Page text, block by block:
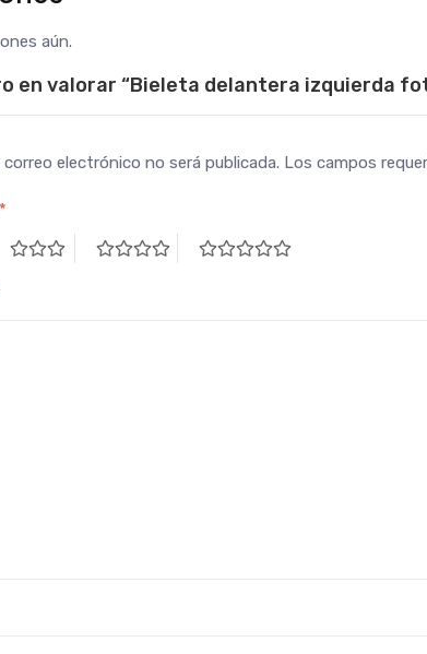
aún.
en valorar “Bieleta delantera izquierda
correo electrónico no será publicada. Los campos
*